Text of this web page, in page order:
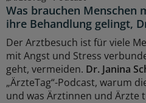
Was brauchen Menschen
ihre Behandlung gelingt,
Der Arztbesuch ist für viele
mit Angst und Stress
geht, vermeiden. Dr. Janina
„ÄrzteTag“-Podcast, warum
und was Ärztinnen und Ärzte